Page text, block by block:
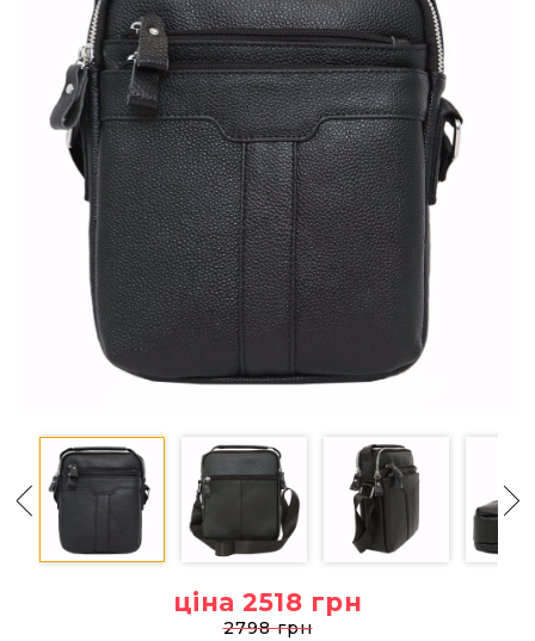
ціна 2518 грн
2798 грн